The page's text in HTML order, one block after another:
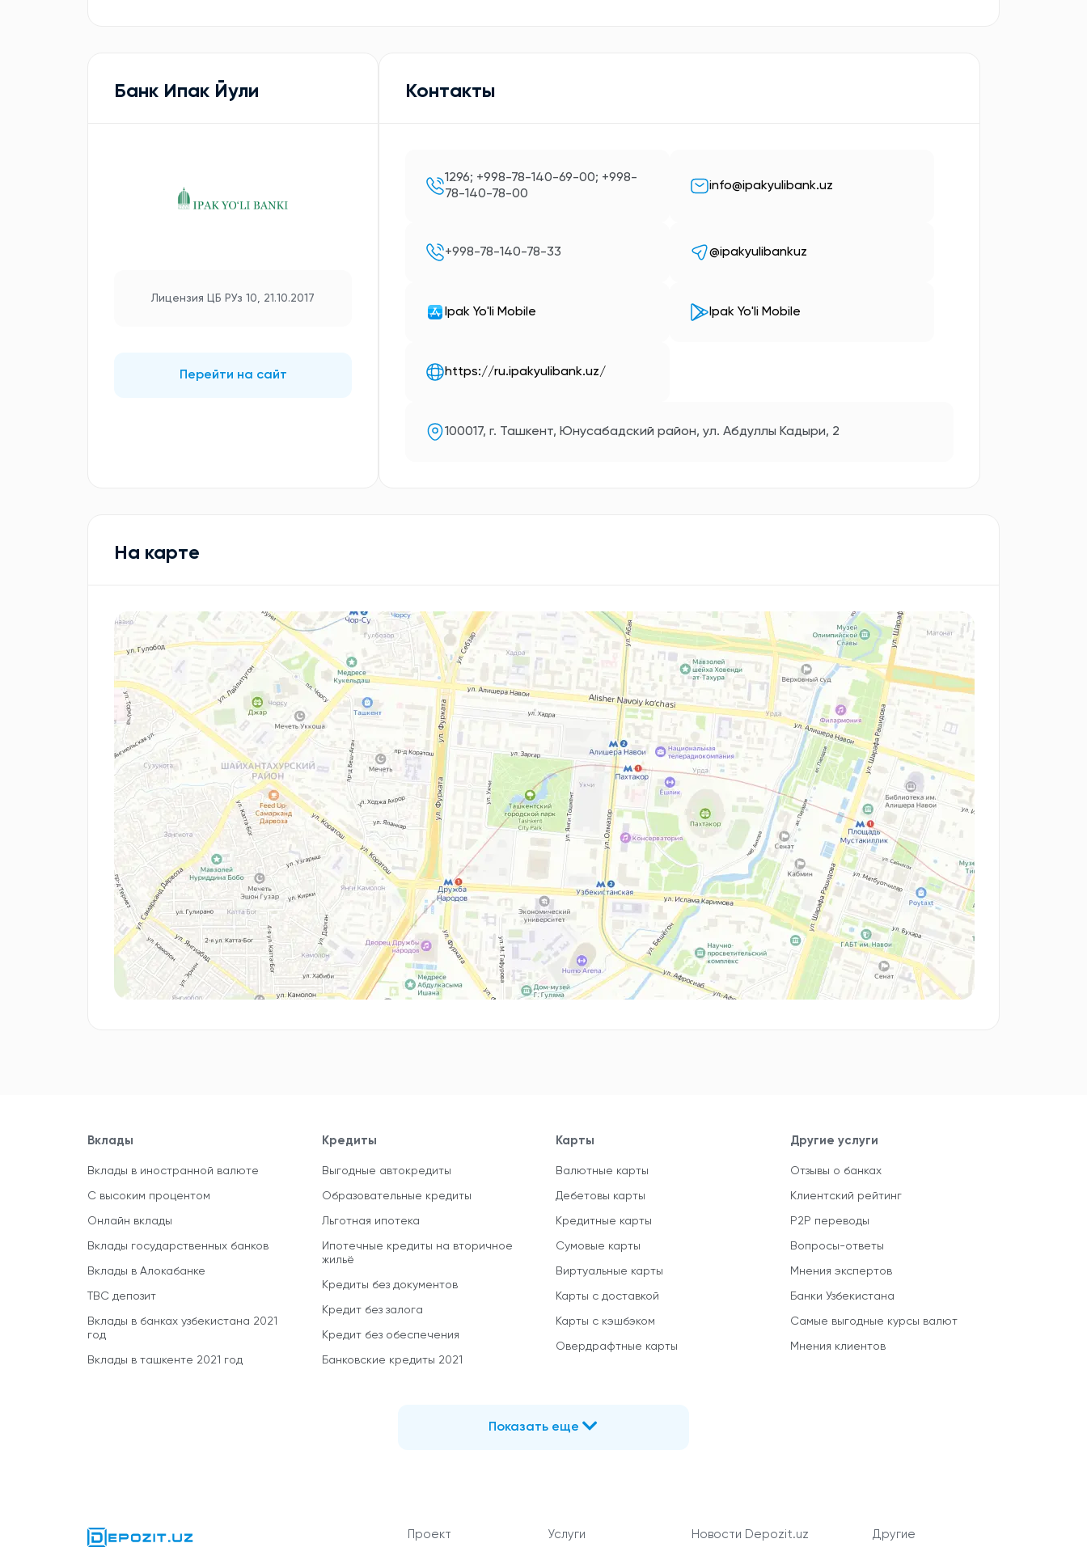
Банк Ипак Йули
Лицензия ЦБ РУз 10, 21.10.2017
Перейти на сайт
Контакты
1296; +998-78-140-69-00; +998-
78-140-78-00
info@ipakyulibank.uz
+998-78-140-78-33 @ipakyulibankuz
Ipak Yo'li Mobile Ipak Yo'li Mobile
https://ru.ipakyulibank.uz/
100017, г. Ташкент, Юнусабадский район, ул. Абдуллы Кадыри, 2
На карте
Вклады
Вклады в иностранной валюте
С высоким процентом
Онлайн вклады
Вклады государственных банков
Вклады в Алокабанке
TBC депозит
Вклады в банках узбекистана 2021
год
Вклады в ташкенте 2021 год
Кредиты
Выгодные автокредиты
Образовательные кредиты
Льготная ипотека
Ипотечные кредиты на вторичное
жильё
Кредиты без документов
Кредит без залога
Кредит без обеспечения
Банковские кредиты 2021
Карты
Валютные карты
Дебетовы карты
Кредитные карты
Сумовые карты
Виртуальные карты
Карты с доставкой
Карты с кэшбэком
Овердрафтные карты
Другие услуги
Отзывы о банках
Клиентский рейтинг
P2P переводы
Вопросы-ответы
Мнения экспертов
Банки Узбекистана
Самые выгодные курсы валют
Мнения клиентов
Показать еще
Проект Услуги Новости Depozit.uz Другие